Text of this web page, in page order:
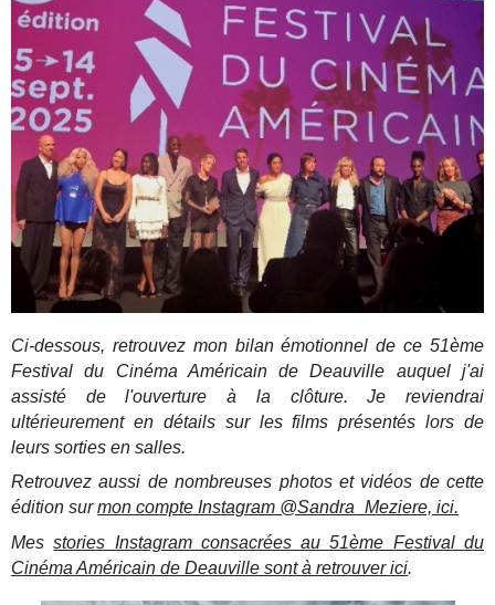
Ci-dessous, retrouvez mon bilan émotionnel de ce 51ème
Festival du Cinéma Américain de Deauville auquel j'ai
assisté de l'ouverture à la clôture. Je reviendrai
ultérieurement en détails sur les films présentés lors de
leurs sorties en salles.
Retrouvez aussi de nombreuses photos et vidéos de cette
édition surmon compte Instagram @Sandra_Meziere, ici.
Messtories Instagram consacrées au 51ème Festival du
Cinéma Américain de Deauville sont à retrouver ici.